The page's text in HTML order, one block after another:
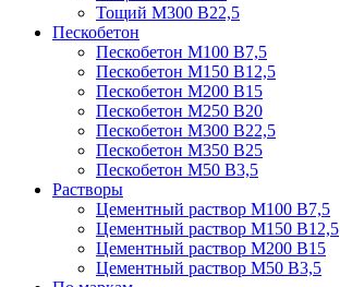
Тощий М300 В22,5
Пескобетон
Пескобетон М100 В7,5
Пескобетон М150 В12,5
Пескобетон М200 В15
Пескобетон М250 В20
Пескобетон М300 В22,5
Пескобетон М350 В25
Пескобетон М50 В3,5
Растворы
Цементный раствор М100 В7,5
Цементный раствор М150 В12,5
Цементный раствор М200 В15
Цементный раствор М50 В3,5